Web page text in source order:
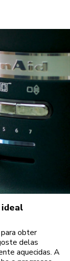
ideal
obter
delas
aquecidas. A